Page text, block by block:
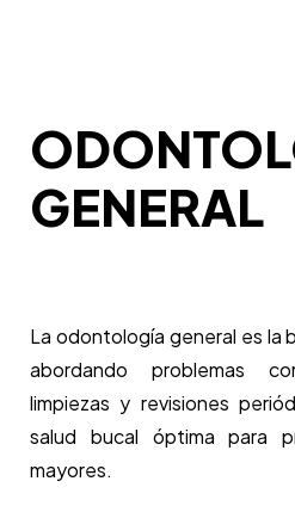
GENERAL
La odontología general es la
abordando problemas
limpiezas y revisiones
salud bucal óptima para
mayores.